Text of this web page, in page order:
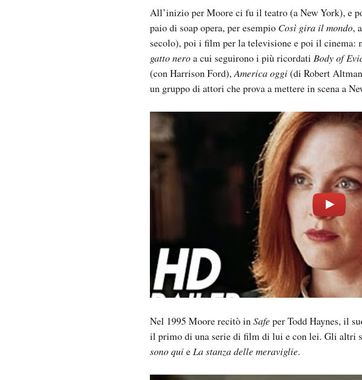
All’inizio per Moore ci fu il teatro (a New York), e
paio di soap opera, per esempio Così gira il mondo,
secolo), poi i film per la televisione e poi il cinema:
gatto neroa cui seguirono i più ricordati Body of
(con Harrison Ford),America oggi (di Robert
un gruppo di attori che prova a mettere in scena a
Nel 1995 Moore recitò inSafeper Todd Haynes, il
il primo di una serie di film di lui e con lei. Gli altri
sono quie La stanza delle meraviglie.